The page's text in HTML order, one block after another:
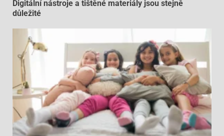
Digitální nástroje a tištěné materiály jsou stejně
důležité